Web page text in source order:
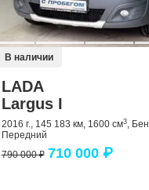
В наличии
LADA
Largus I
2016 г., 145 183 км, 1600 см3,
Передний
790 000 ₽ 710 000 ₽